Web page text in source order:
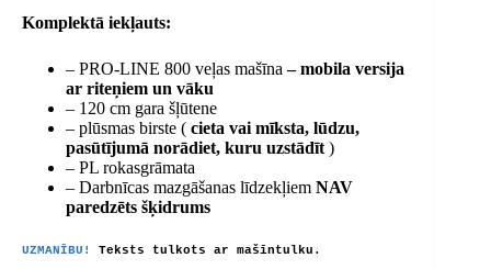
Komplektā iekļauts:
– PRO-LINE 800 veļas mašīna– mobila versija
ar riteņiem un vāku
– 120 cm gara šļūtene
– plūsmas birste ( cieta vai mīksta, lūdzu,
pasūtījumā norādiet, kuru uzstādīt )
– PL rokasgrāmata
– Darbnīcas mazgāšanas līdzekļiem NAV
paredzēts šķidrums
UZMANĪBU! Teksts tulkots ar mašīntulku.